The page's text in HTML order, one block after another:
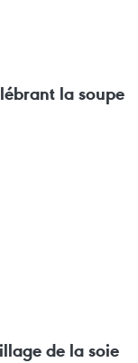
la soupe
de la soie